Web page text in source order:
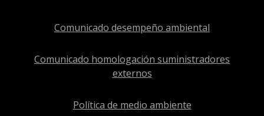
Comunicado desempeño ambiental
Comunicado homologación suministradores
externos
Política de medio ambiente